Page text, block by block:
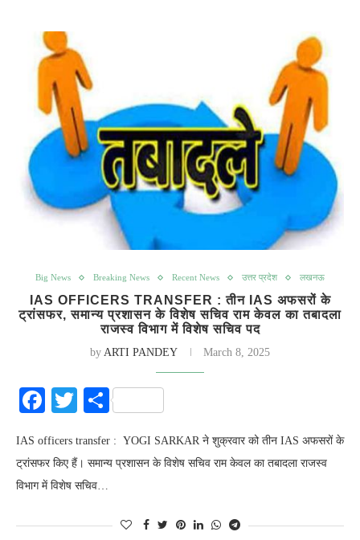
Big News Breaking News Recent News उत्तर प्रदेश लखनऊ
IAS OFFICERS TRANSFER : तीन IAS अफसरों के
ट्रांसफर, समान्य प्रशासन के विशेष सचिव राम केवल का तबादला
राजस्व विभाग में विशेष सचिव पद
by ARTI PANDEY March 8, 2025
Facebook
Twitter
Share
IAS officers transfer : YOGI SARKAR ने शुक्रवार को तीन IAS अफसरों के
ट्रांसफर किए हैं। समान्य प्रशासन के विशेष सचिव राम केवल का तबादला राजस्व
विभाग में विशेष सचिव…